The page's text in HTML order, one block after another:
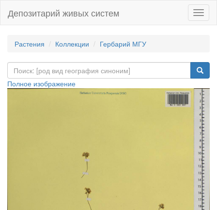
Депозитарий живых систем
Растения Коллекции Гербарий МГУ
Полное изображение